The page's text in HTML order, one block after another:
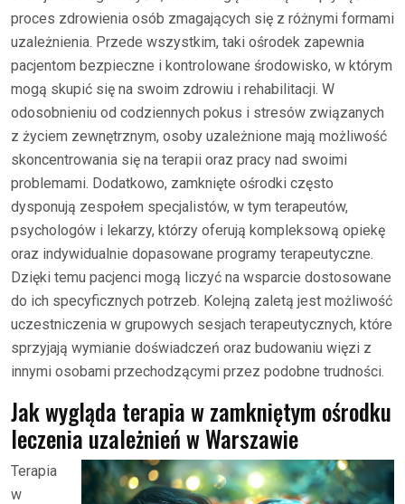
proces zdrowienia osób zmagających się z różnymi formami
uzależnienia. Przede wszystkim, taki ośrodek zapewnia
pacjentom bezpieczne i kontrolowane środowisko, w którym
mogą skupić się na swoim zdrowiu i rehabilitacji. W
odosobnieniu od codziennych pokus i stresów związanych
z życiem zewnętrznym, osoby uzależnione mają możliwość
skoncentrowania się na terapii oraz pracy nad swoimi
problemami. Dodatkowo, zamknięte ośrodki często
dysponują zespołem specjalistów, w tym terapeutów,
psychologów i lekarzy, którzy oferują kompleksową opiekę
oraz indywidualnie dopasowane programy terapeutyczne.
Dzięki temu pacjenci mogą liczyć na wsparcie dostosowane
do ich specyficznych potrzeb. Kolejną zaletą jest możliwość
uczestniczenia w grupowych sesjach terapeutycznych, które
sprzyjają wymianie doświadczeń oraz budowaniu więzi z
innymi osobami przechodzącymi przez podobne trudności.
Jak wygląda terapia w zamkniętym ośrodku
leczenia uzależnień w Warszawie
Terapia
w